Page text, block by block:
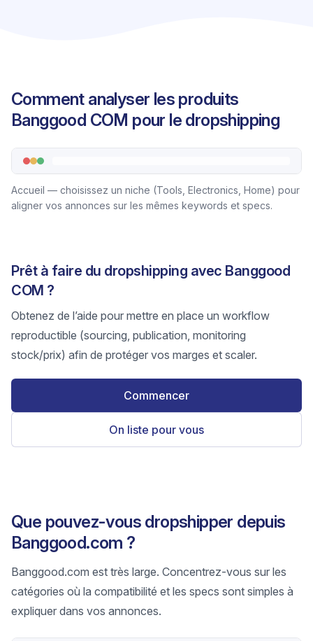
Comment analyser les produits
Banggood COM pour le dropshipping
Accueil — choisissez un niche (Tools, Electronics, Home) pour
aligner vos annonces sur les mêmes keywords et specs.
Prêt à faire du dropshipping avec Banggood
COM ?
Obtenez de l’aide pour mettre en place un workflow
reproductible (sourcing, publication, monitoring
stock/prix) afin de protéger vos marges et scaler.
Commencer
On liste pour vous
Que pouvez-vous dropshipper depuis
Banggood.com ?
Banggood.com est très large. Concentrez-vous sur les
catégories où la compatibilité et les specs sont simples à
expliquer dans vos annonces.